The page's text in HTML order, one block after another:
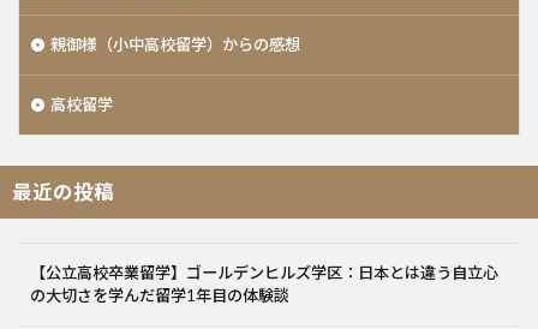
親御様（小中高校留学）からの感想
高校留学
最近の投稿
【公立高校卒業留学】ゴールデンヒルズ学区：日本とは違う自立心
の大切さを学んだ留学1年目の体験談